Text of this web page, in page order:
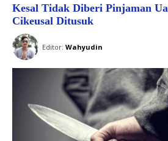
Kesal Tidak Diberi Pinjaman
Cikeusal Ditusuk
Editor: Wahyudin